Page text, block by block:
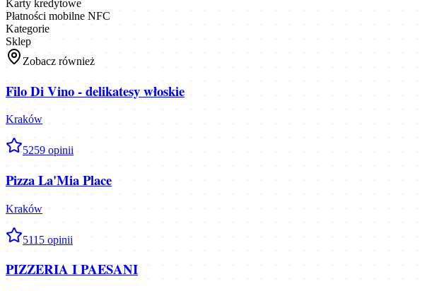
Karty kredytowe
Płatności mobilne NFC
Kategorie
Sklep
Zobacz również
Filo Di Vino - delikatesy włoskie
Kraków
5259 opinii
Pizza La'Mia Place
Kraków
5115 opinii
PIZZERIA I PAESANI